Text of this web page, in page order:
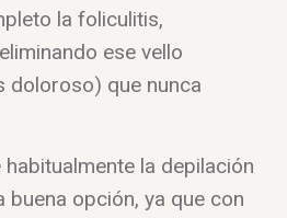
la foliculitis,
ese vello
doloroso) que nunca
la depilación
buena opción, ya que con